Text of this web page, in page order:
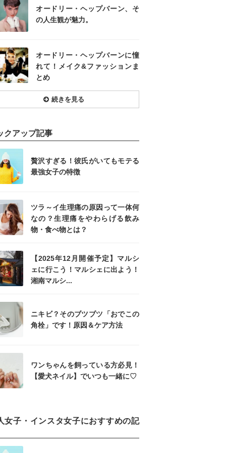
オードリー・ヘップバーン、そ
の人生観が魅力。
オードリー・ヘップバーンに憧
れて！メイク&ファッションま
とめ
続きを見る
クアップ記事
贅沢すぎる！彼氏がいてもモテる
最強女子の特徴
ツラ～イ生理痛の原因って一体何
なの？生理痛をやわらげる飲み
物・食べ物とは？
【2025年12月開催予定】マルシ
ェに行こう！マルシェに出よう！
湘南マルシ...
ニキビ？そのブツブツ「おでこの
角栓」です！原因＆ケア方法
ワンちゃんを飼っている方必見！
【愛犬ネイル】でいつも一緒に♡
女子・インスタ女子におすすめの記